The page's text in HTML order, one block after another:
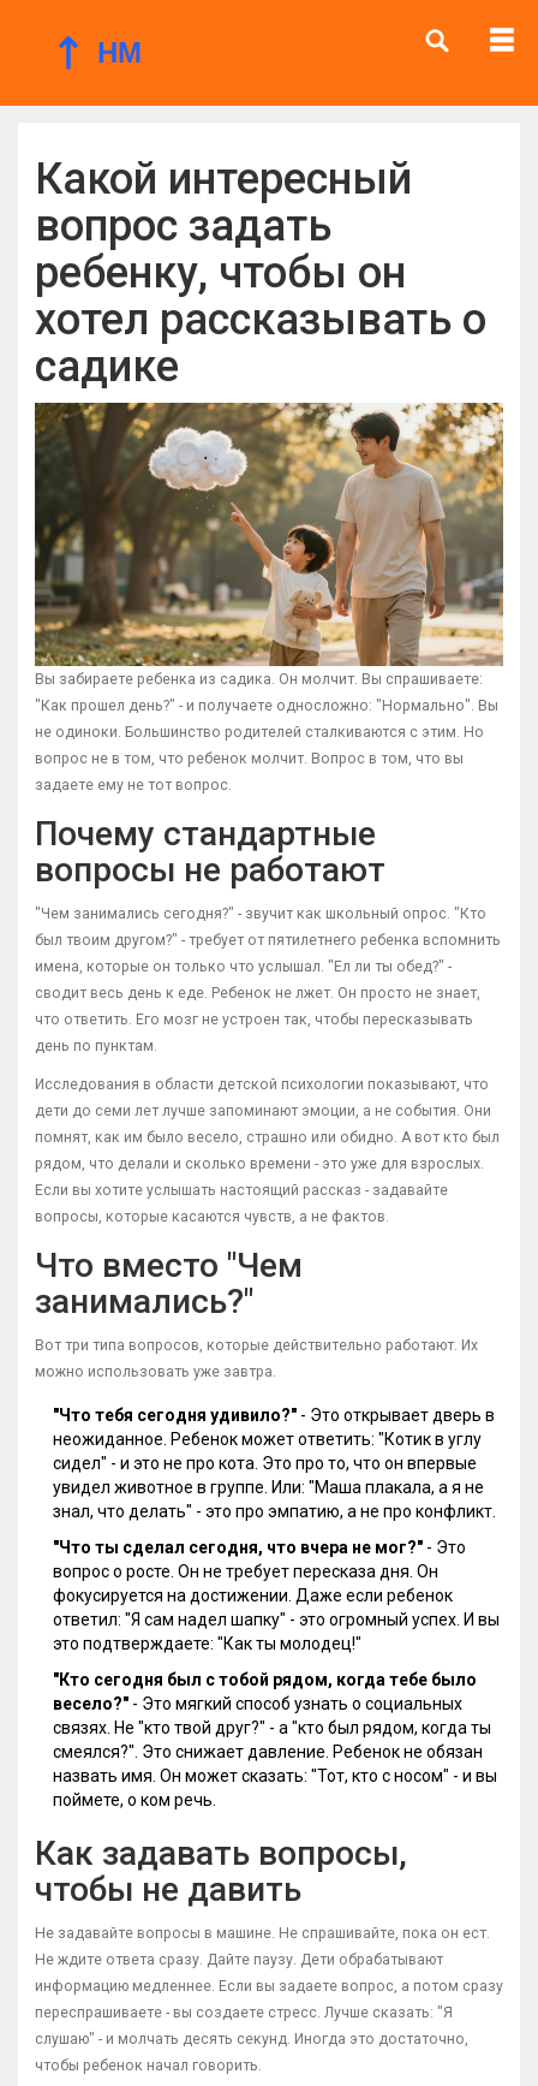
Какой интересный
вопрос задать
ребенку, чтобы он
хотел рассказывать о
садике
Вы забираете ребенка из садика. Он молчит. Вы спрашиваете:
"Как прошел день?" - и получаете односложно: "Нормально". Вы
не одиноки. Большинство родителей сталкиваются с этим. Но
вопрос не в том, что ребенок молчит. Вопрос в том, что вы
задаете ему не тот вопрос.
Почему стандартные
вопросы не работают
"Чем занимались сегодня?" - звучит как школьный опрос. "Кто
был твоим другом?" - требует от пятилетнего ребенка вспомнить
имена, которые он только что услышал. "Ел ли ты обед?" -
сводит весь день к еде. Ребенок не лжет. Он просто не знает,
что ответить. Его мозг не устроен так, чтобы пересказывать
день по пунктам.
Исследования в области детской психологии показывают, что
дети до семи лет лучше запоминают эмоции, а не события. Они
помнят, как им было весело, страшно или обидно. А вот кто был
рядом, что делали и сколько времени - это уже для взрослых.
Если вы хотите услышать настоящий рассказ - задавайте
вопросы, которые касаются чувств, а не фактов.
Что вместо "Чем
занимались?"
Вот три типа вопросов, которые действительно работают. Их
можно использовать уже завтра.
"Что тебя сегодня удивило?" - Это открывает дверь в
неожиданное. Ребенок может ответить: "Котик в углу
сидел" - и это не про кота. Это про то, что он впервые
увидел животное в группе. Или: "Маша плакала, а я не
знал, что делать" - это про эмпатию, а не про конфликт.
"Что ты сделал сегодня, что вчера не мог?" - Это
вопрос о росте. Он не требует пересказа дня. Он
фокусируется на достижении. Даже если ребенок
ответил: "Я сам надел шапку" - это огромный успех. И вы
это подтверждаете: "Как ты молодец!"
"Кто сегодня был с тобой рядом, когда тебе было
весело?" - Это мягкий способ узнать о социальных
связях. Не "кто твой друг?" - а "кто был рядом, когда ты
смеялся?". Это снижает давление. Ребенок не обязан
назвать имя. Он может сказать: "Тот, кто с носом" - и вы
поймете, о ком речь.
Как задавать вопросы,
чтобы не давить
Не задавайте вопросы в машине. Не спрашивайте, пока он ест.
Не ждите ответа сразу. Дайте паузу. Дети обрабатывают
информацию медленнее. Если вы задаете вопрос, а потом сразу
переспрашиваете - вы создаете стресс. Лучше сказать: "Я
слушаю" - и молчать десять секунд. Иногда это достаточно,
чтобы ребенок начал говорить.